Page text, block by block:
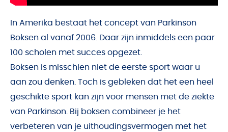
In Amerika bestaat het concept van Parkinson
Boksen al vanaf 2006. Daar zijn inmiddels een paar
100 scholen met succes opgezet.
Boksen is misschien niet de eerste sport waar u
aan zou denken. Toch is gebleken dat het een heel
geschikte sport kan zijn voor mensen met de ziekte
van Parkinson. Bij boksen combineer je het
verbeteren van je uithoudingsvermogen met het